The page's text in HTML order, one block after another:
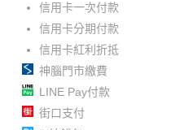
信用卡一次付款
信用卡分期付款
信用卡紅利折抵
神腦門市繳費
LINE Pay付款
街口支付